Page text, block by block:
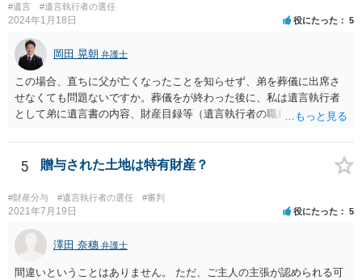
#遺言 #遺言執行者の選任
2024年1月18日 役にたった 5
岡田 晃朝 弁護士
この場合、直ちに父が亡くなったことを知らせず、弟を葬儀に出席さ
せなくても問題ないですか。葬儀をが終わった後に、私は遺言執行者
として弟に遺言書の内容、財産目録等（遺言執行者の職務）を知らせ
るかは喪主の自由です。 呼ばなくてもかまいません。 そもそも、そう
いう法律関係にありません。 遺言の内容と遺産の総額の通知、公正証
で、対応しましょう。 そのあとは遺留分の請求などがあればそれへの
対応となるでしょう。
5 贈与された土地は特有財産？
#財産分与 #遺言執行者の選任 #審判
2021年7月19日 役にたった 5
澤田 奈穗 弁護士
間違いということはありません。 ただ、ご主人の主張が認められる可